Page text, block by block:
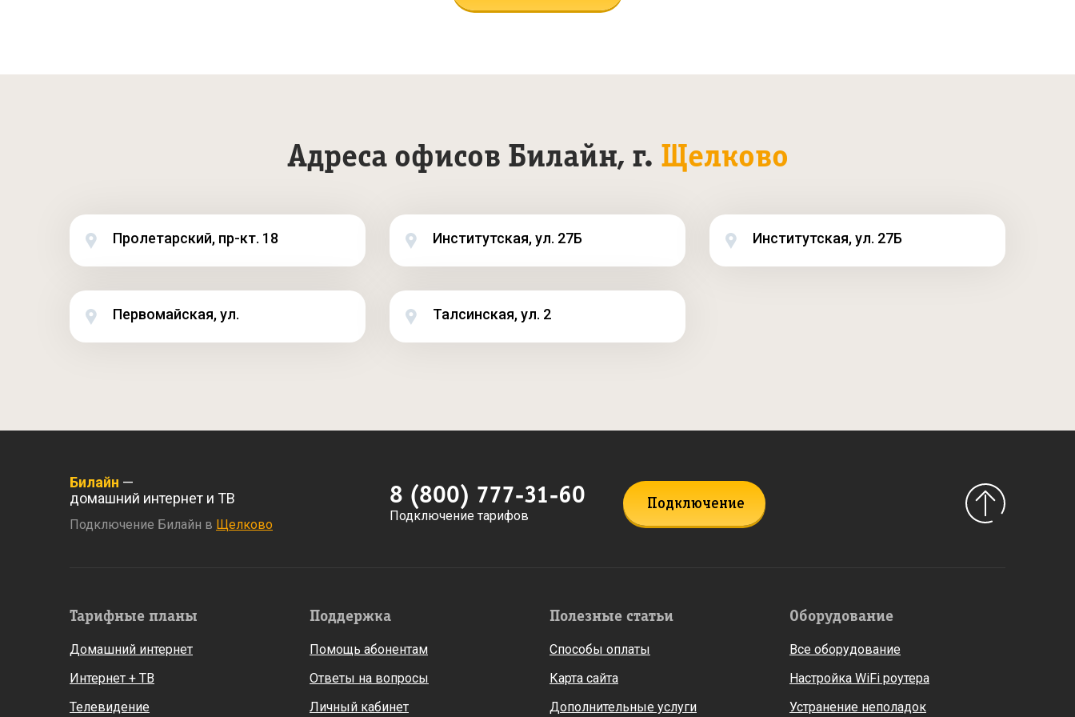
Адреса офисов Билайн, г. Щелково
Пролетарский, пр-кт. 18 Институтская, ул. 27Б Институтская, ул. 27Б
Первомайская, ул. Талсинская, ул. 2
Билайн —
домашний интернет и ТВ
Подключение Билайн в Щелково
8 (800) 777-31-60
Подключение тарифов
Подключение
Тарифные планы
Домашний интернет
Интернет + ТВ
Телевидение
Поддержка
Помощь абонентам
Ответы на вопросы
Личный кабинет
Полезные статьи
Способы оплаты
Карта сайта
Дополнительные услуги
Оборудование
Все оборудование
Настройка WiFi роутера
Устранение неполадок